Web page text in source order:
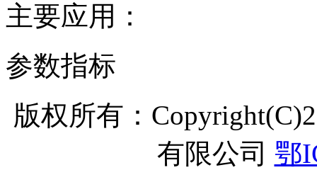
主要应用：
参数指标
版权所有：
有限公司 鄂